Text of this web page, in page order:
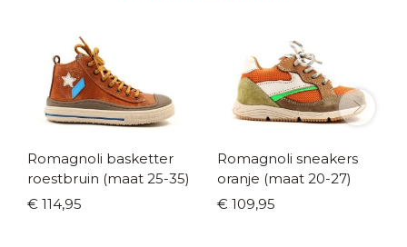
Romagnoli basketter
roestbruin (maat 25-35)
€ 114,95
Romagnoli sneakers
oranje (maat 20-27)
€ 109,95